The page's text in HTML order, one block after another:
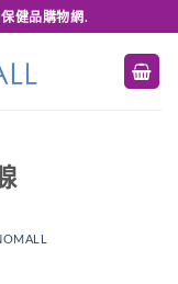
健品購物網.